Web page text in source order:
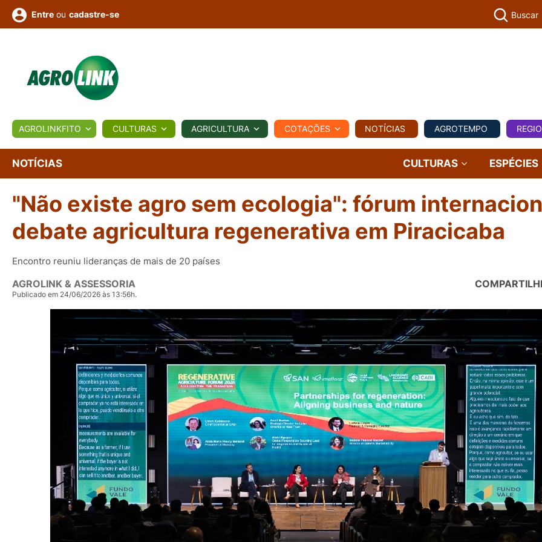
BIOLÓGICOS COTAÇÕES NOTÍCIAS AGROTEMPO REGIONAL COMERCIAL AGROVIAGENS
Conversor Colunistas Eventos
Vídeos
Entre ou cadastre-se Buscar
AGROLINKFITO CULTURAS AGRICULTURA COTAÇÕES NOTÍCIAS AGROTEMPO
NOTÍCIAS CULTURAS ESPÉCIES
"Não existe agro sem ecologia": fórum
debate agricultura regenerativa em Piracicaba
Encontro reuniu lideranças de mais de 20 países
AGROLINK & ASSESSORIA
Publicado em 24/06/2026 às 13:56h.